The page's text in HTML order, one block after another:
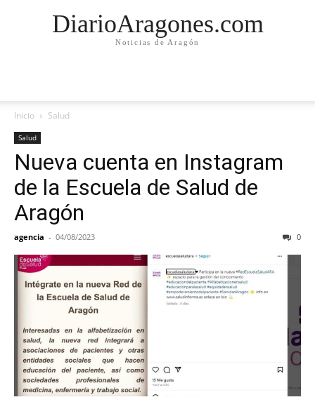
DiarioAragones.com
Noticias de Aragón
Inicio Salud
Salud
Nueva cuenta en Instagram
de la Escuela de Salud de
Aragón
agencia - 04/08/2023 0